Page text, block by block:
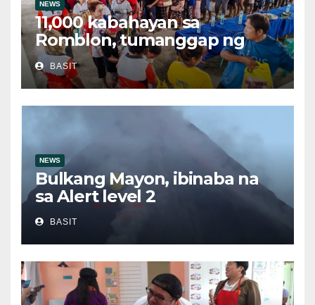
NEWS
11,000 kabahayan sa
Romblon, tumanggap ng
bigas sa ilalim ng LGSF
BASIT
NEWS
Bulkang Mayon, ibinaba na
sa Alert level 2
BASIT